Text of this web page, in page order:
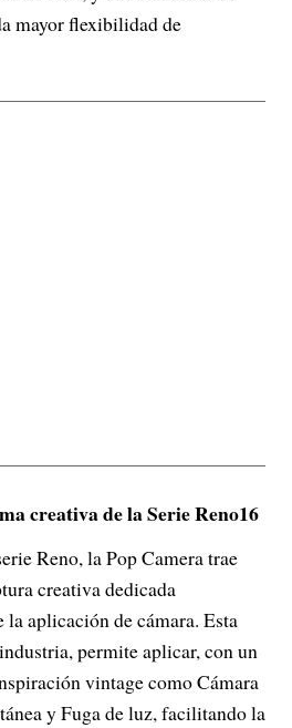
mayor flexibilidad de
creativa de la Serie Reno16
Reno, la Pop Camera trae
creativa dedicada
aplicación de cámara. Esta
permite aplicar, con un
vintage como Cámara
y Fuga de luz, facilitando la